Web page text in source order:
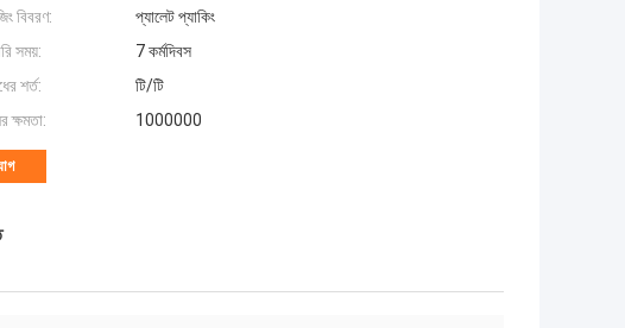
বিবরণ:
প্যালেট প্যাকিং
সময়:
7 কর্মদিবস
শর্ত:
টি/টি
ক্ষমতা:
1000000